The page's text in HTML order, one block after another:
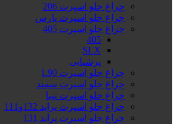
چراغ جلو اسپرت 206
چراغ جلو اسپرت پارس
چراغ جلو اسپرت 405
405
SLX
پرشیایی
چراغ جلو اسپرت L90
چراغ جلو اسپرت سمند
چراغ جلو اسپرت تیبا
چراغ جلو اسپرت پراید 132و111
چراغ جلو اسپرت پراید 131